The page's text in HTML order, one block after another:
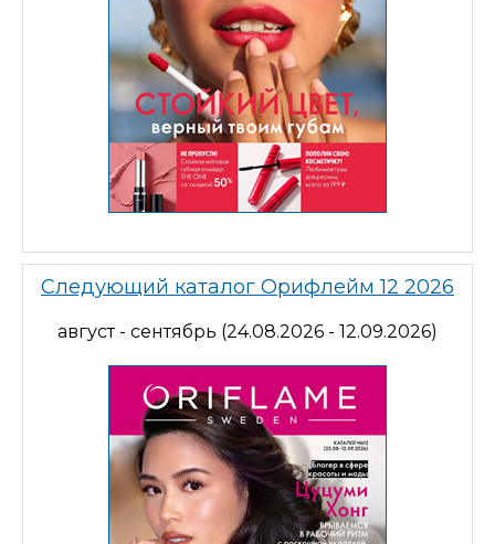
Следующий каталог Орифлейм 12 2026
август - сентябрь (24.08.2026 - 12.09.2026)